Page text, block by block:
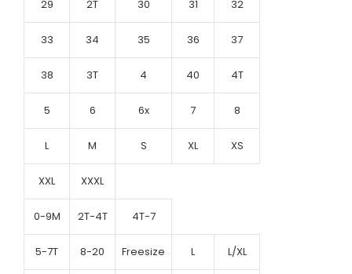
29 2T 30 31 32
33 34 35 36 37
38 3T 4 40 4T
5 6 6x 7 8
L M S XL XS
XXL XXXL
0-9M 2T-4T 4T-7
5-7T 8-20 Freesize L L/XL